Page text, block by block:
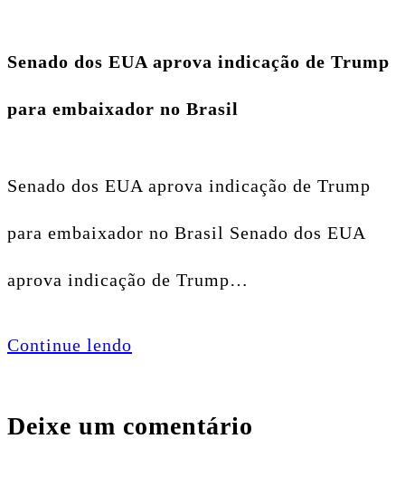
Senado dos EUA aprova indicação de Trump
para embaixador no Brasil
Senado dos EUA aprova indicação de Trump
para embaixador no Brasil Senado dos EUA
aprova indicação de Trump…
Continue lendo
Deixe um comentário